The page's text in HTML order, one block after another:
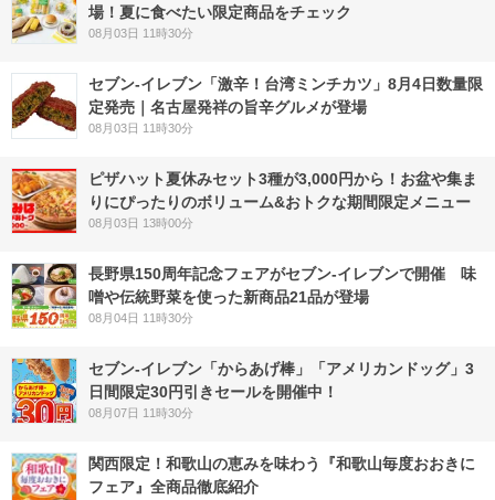
場！夏に食べたい限定商品をチェック
08月03日 11時30分
セブン-イレブン「激辛！台湾ミンチカツ」8月4日数量限
定発売｜名古屋発祥の旨辛グルメが登場
08月03日 11時30分
ピザハット夏休みセット3種が3,000円から！お盆や集ま
りにぴったりのボリューム&おトクな期間限定メニュー
08月03日 13時00分
長野県150周年記念フェアがセブン-イレブンで開催 味
噌や伝統野菜を使った新商品21品が登場
08月04日 11時30分
セブン‐イレブン「からあげ棒」「アメリカンドッグ」3
日間限定30円引きセールを開催中！
08月07日 11時30分
関西限定！和歌山の恵みを味わう『和歌山毎度おおきに
フェア』全商品徹底紹介